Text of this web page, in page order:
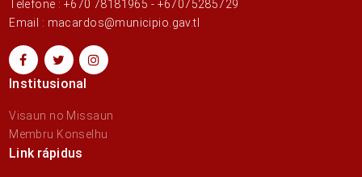
Telefone : +670 78181965 - +67075285729
Email : macardos@municipio.gav.tl
Institusional
Visaun no Missaun
Membru Konselhu
Link rápidus